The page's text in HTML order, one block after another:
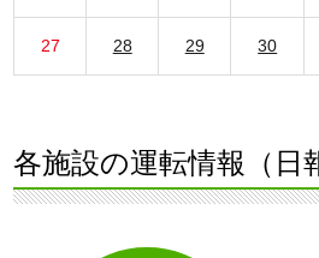
27 28 29 30
各施設の運転情報（日